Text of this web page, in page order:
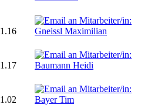
1.16
1.17
1.02